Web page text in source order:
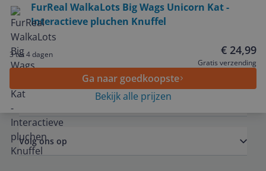
FurReal WalkaLots Big Wags Unicorn Kat -
Interactieve pluchen Knuffel
3 tot 4 dagen € 24,99
Gratis verzending
Ga naar goedkoopste
Bekijk alle prijzen
Service
Algemeen
Volg ons op